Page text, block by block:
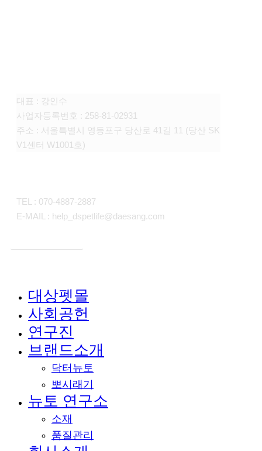
대표 : 강인수
사업자등록번호 : 258-81-02931
주소 : 서울특별시 영등포구 당산로 41길 11 (당산 SK
V1센터 W1001호)
TEL : 070-4887-2887
E-MAIL : help_dspetlife@daesang.com
Close 대상펫몰
사회공헌
연구진
브랜드소개
닥터뉴토
뽀시래기
뉴토 연구소
소재
품질관리